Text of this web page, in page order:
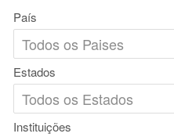
País
Estados
Instituições